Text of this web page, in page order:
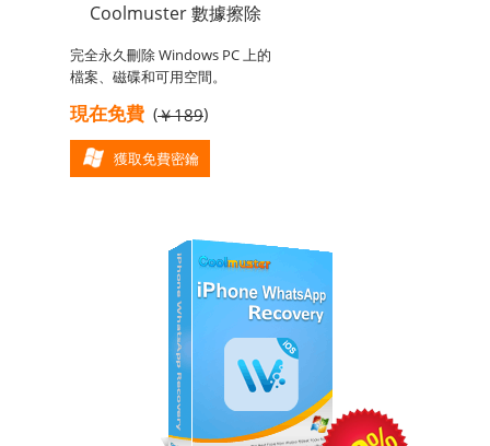
Coolmuster 數據擦除
完全永久刪除 Windows PC 上的
檔案、磁碟和可用空間。
現在免費 (￥189)
獲取免費密鑰